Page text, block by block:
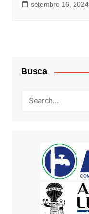
setembro 16, 2024
Busca